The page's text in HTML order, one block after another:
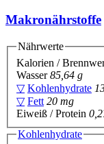
Makronährstoffe
Nährwerte
Kalorien /
Wasser85,64 g
▽ Kohlenhydrate
▽ Fett 20 mg
Eiweiß / Protein
Kohlenhydrate